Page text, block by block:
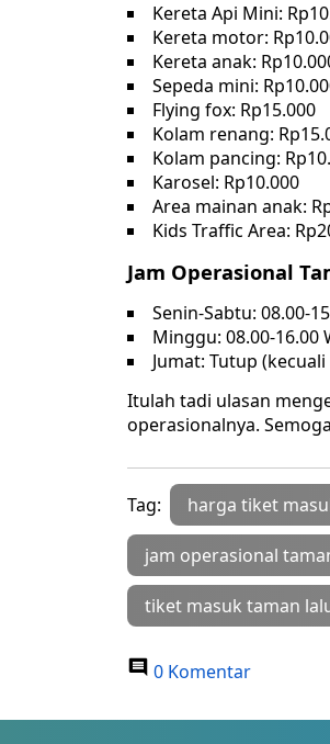
Kereta Api Mini:
Kereta motor:
Kereta anak:
Sepeda mini:
Flying fox: Rp15.000
Kolam renang:
Kolam pancing:
Karosel: Rp10.000
Area mainan anak:
Kids Traffic Area:
Jam Operasional
Senin-Sabtu: 08.00-
Minggu: 08.00-16.00
Jumat: Tutup
Itulah tadi ulasan
operasionalnya.
Tag: harga tiket
jam operasional
tiket masuk taman
0 Komentar